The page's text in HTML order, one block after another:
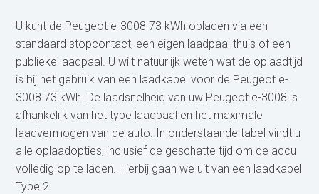
U kunt de Peugeot e-3008 73 kWh opladen via een
standaard stopcontact, een eigen laadpaal thuis of een
publieke laadpaal. U wilt natuurlijk weten wat de oplaadtijd
is bij het gebruik van een laadkabel voor de Peugeot e-
3008 73 kWh. De laadsnelheid van uw Peugeot e-3008 is
afhankelijk van het type laadpaal en het maximale
laadvermogen van de auto. In onderstaande tabel vindt u
alle oplaadopties, inclusief de geschatte tijd om de accu
volledig op te laden. Hierbij gaan we uit van een laadkabel
Type 2.